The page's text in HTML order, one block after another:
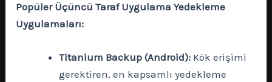
Popüler Üçüncü Taraf Uygulama Yedekleme
Uygulamaları:
Titanium Backup (Android): Kök erişimi
gerektiren, en kapsamlı yedekleme